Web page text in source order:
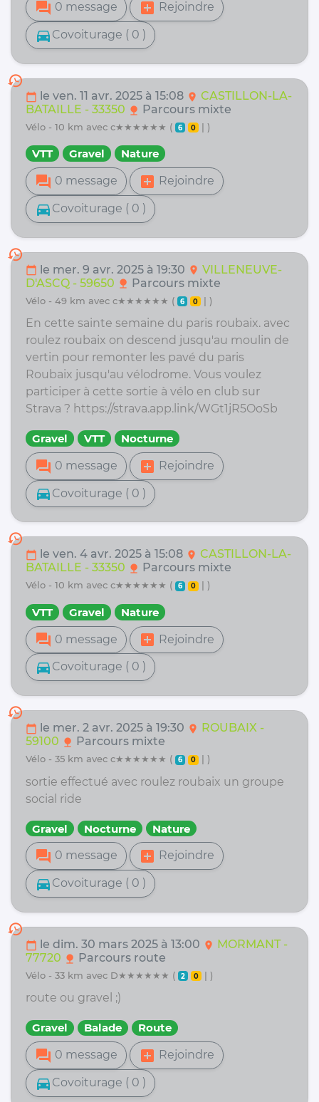
forum 0 message add_box Rejoindre
directions_car Covoiturage ( 0 )
history
calendar_today le ven. 11 avr. 2025 à 15:08 location_on CASTILLON-LA-
BATAILLE - 33350 nature Parcours mixte
vélo - 10 km avec c★★★★★★ ( 6 0 | )
VTT Gravel Nature
forum 0 message add_box Rejoindre
directions_car Covoiturage ( 0 )
history
calendar_today le mer. 9 avr. 2025 à 19:30 location_on VILLENEUVE-
D'ASCQ - 59650 nature Parcours mixte
vélo - 49 km avec c★★★★★★ ( 6 0 | )
En cette sainte semaine du paris roubaix. avec
roulez roubaix on descend jusqu'au moulin de
vertin pour remonter les pavé du paris
Roubaix jusqu'au vélodrome. Vous voulez
participer à cette sortie à vélo en club sur
Strava ? https://strava.app.link/WGt1jR5OoSb
Gravel VTT Nocturne
forum 0 message add_box Rejoindre
directions_car Covoiturage ( 0 )
history
calendar_today le ven. 4 avr. 2025 à 15:08 location_on CASTILLON-LA-
BATAILLE - 33350 nature Parcours mixte
vélo - 10 km avec c★★★★★★ ( 6 0 | )
VTT Gravel Nature
forum 0 message add_box Rejoindre
directions_car Covoiturage ( 0 )
history
calendar_today le mer. 2 avr. 2025 à 19:30 location_on ROUBAIX -
59100 nature Parcours mixte
vélo - 35 km avec c★★★★★★ ( 6 0 | )
sortie effectué avec roulez roubaix un groupe
social ride
Gravel Nocturne Nature
forum 0 message add_box Rejoindre
directions_car Covoiturage ( 0 )
history
calendar_today le dim. 30 mars 2025 à 13:00 location_on MORMANT -
77720 nature Parcours route
vélo - 33 km avec D★★★★★★ ( 2 0 | )
route ou gravel ;)
Gravel Balade Route
forum 0 message add_box Rejoindre
directions_car Covoiturage ( 0 )